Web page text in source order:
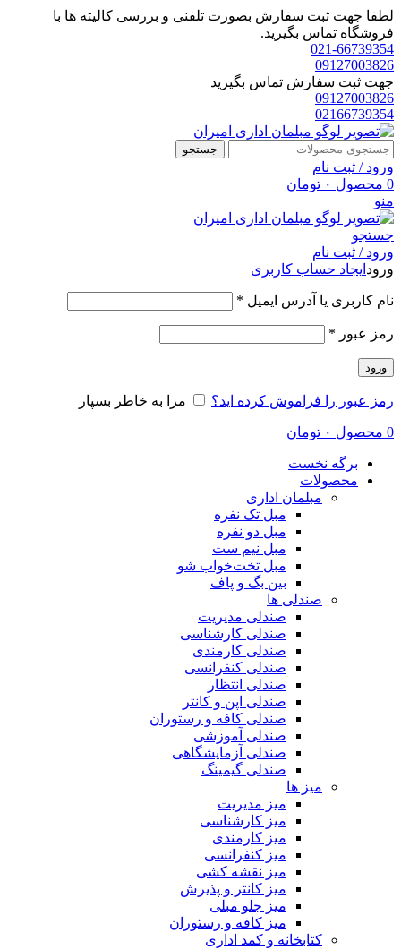
لطفا جهت ثبت سفارش بصورت تلفنی و بررسی کالیته ها با
فروشگاه تماس بگیرید.
021-66739354
09127003826
جهت ثبت سفارش تماس بگیرید
09127003826
02166739354
جستجو
ورود / ثبت نام
0 محصول ۰ تومان
منو
جستجو
ورود / ثبت نام
ورود ایجاد حساب کاربری
نام کاربری یا آدرس ایمیل *
رمز عبور *
ورود
رمز عبور را فراموش کرده اید؟ مرا به خاطر بسپار
0 محصول ۰ تومان
برگه نخست
محصولات
مبلمان اداری
مبل تک نفره
مبل دو نفره
مبل نیم ست
مبل تخت‌خواب شو
بین بگ و پاف
صندلی ها
صندلی مدیریت
صندلی کارشناسی
صندلی کارمندی
صندلی کنفرانسی
صندلی انتظار
صندلی اپن و کانتر
صندلی کافه و رستوران
صندلی آموزشی
صندلی آزمایشگاهی
صندلی گیمینگ
میز ها
میز مدیریت
میز کارشناسی
میز کارمندی
میز کنفرانسی
میز نقشه کشی
میز کانتر و پذیرش
میز جلو مبلی
میز کافه و رستوران
کتابخانه و کمد اداری